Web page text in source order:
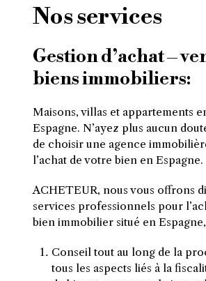
Nos services
Gestion d’achat –
biens immobiliers:
Maisons, villas et appartements
Espagne. N’ayez plus aucun
de choisir une agence
l’achat de votre bien en Espagne.
ACHETEUR, nous vous offrons
services professionnels pour
bien immobilier situé en
Conseil tout au long de la
tous les aspects liés à la